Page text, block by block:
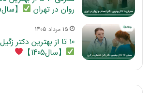
روان در تهران
【سال1405】
15 مرداد 1405
10 تا از بهترین دکتر زگیل تناسلی در کرج
【سال1405】